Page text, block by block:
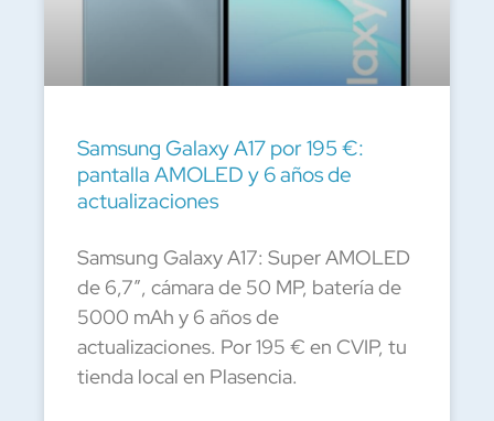
Samsung Galaxy A17 por 195 €:
pantalla AMOLED y 6 años de
actualizaciones
Samsung Galaxy A17: Super AMOLED
de 6,7″, cámara de 50 MP, batería de
5000 mAh y 6 años de
actualizaciones. Por 195 € en CVIP, tu
tienda local en Plasencia.